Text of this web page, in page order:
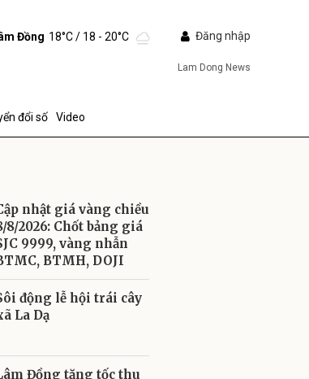
Đồng 18°C/ 18 - 20°C Đăng nhập
Lam Dong News
đổi số Video
nhật giá vàng chiều
8/2026: Chốt bảng giá
9999, vàng nhẫn
BTMH, DOJI
động lễ hội trái cây
La Dạ
Đồng tăng tốc thu